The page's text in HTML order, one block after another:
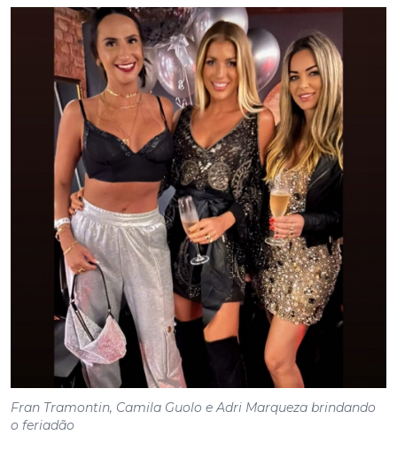
Fran Tramontin, Camila Guolo e Adri Marqueza brindando
o feriadão